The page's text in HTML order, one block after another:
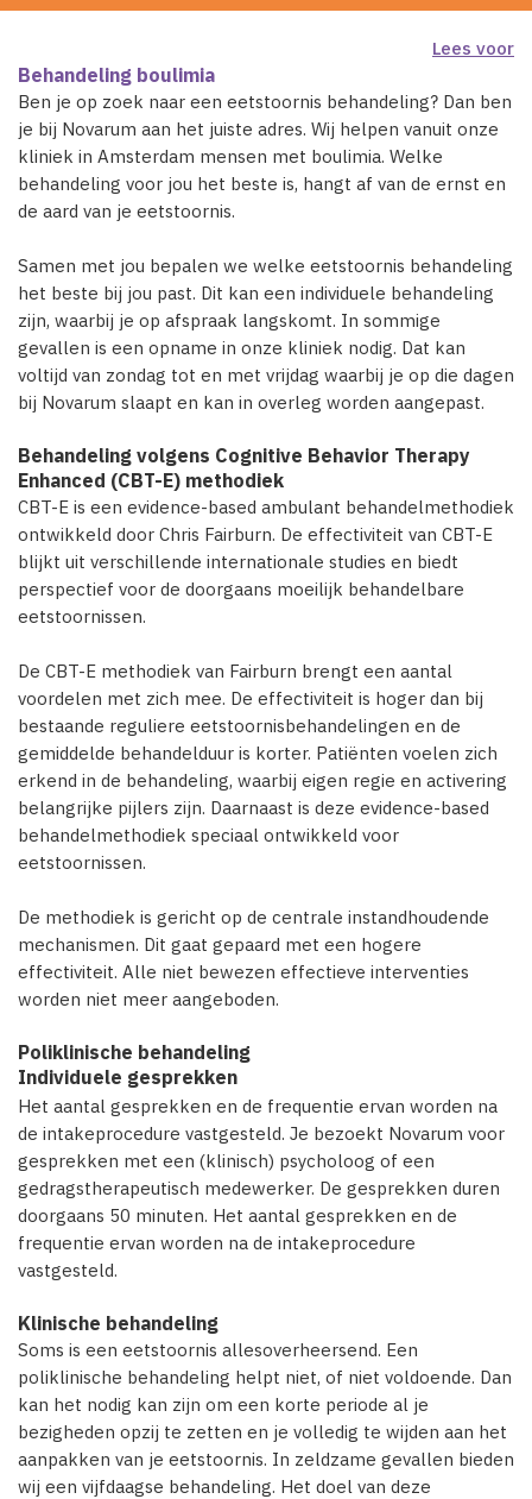
Lees voor
Behandeling boulimia
Ben je op zoek naar een eetstoornis behandeling? Dan ben
je bij Novarum aan het juiste adres. Wij helpen vanuit onze
kliniek in Amsterdam mensen met boulimia. Welke
behandeling voor jou het beste is, hangt af van de ernst en
de aard van je eetstoornis.
Samen met jou bepalen we welke eetstoornis behandeling
het beste bij jou past. Dit kan een individuele behandeling
zijn, waarbij je op afspraak langskomt. In sommige
gevallen is een opname in onze kliniek nodig. Dat kan
voltijd van zondag tot en met vrijdag waarbij je op die dagen
bij Novarum slaapt en kan in overleg worden aangepast.
Behandeling volgens Cognitive Behavior Therapy
Enhanced (CBT-E) methodiek
CBT-E is een evidence-based ambulant behandelmethodiek
ontwikkeld door Chris Fairburn. De effectiviteit van CBT-E
blijkt uit verschillende internationale studies en biedt
perspectief voor de doorgaans moeilijk behandelbare
eetstoornissen.
De CBT-E methodiek van Fairburn brengt een aantal
voordelen met zich mee. De effectiviteit is hoger dan bij
bestaande reguliere eetstoornisbehandelingen en de
gemiddelde behandelduur is korter. Patiënten voelen zich
erkend in de behandeling, waarbij eigen regie en activering
belangrijke pijlers zijn. Daarnaast is deze evidence-based
behandelmethodiek speciaal ontwikkeld voor
eetstoornissen.
De methodiek is gericht op de centrale instandhoudende
mechanismen. Dit gaat gepaard met een hogere
effectiviteit. Alle niet bewezen effectieve interventies
worden niet meer aangeboden.
Poliklinische behandeling
Individuele gesprekken
Het aantal gesprekken en de frequentie ervan worden na
de intakeprocedure vastgesteld. Je bezoekt Novarum voor
gesprekken met een (klinisch) psycholoog of een
gedragstherapeutisch medewerker. De gesprekken duren
doorgaans 50 minuten. Het aantal gesprekken en de
frequentie ervan worden na de intakeprocedure
vastgesteld.
Klinische behandeling
Soms is een eetstoornis allesoverheersend. Een
poliklinische behandeling helpt niet, of niet voldoende. Dan
kan het nodig kan zijn om een korte periode al je
bezigheden opzij te zetten en je volledig te wijden aan het
aanpakken van je eetstoornis. In zeldzame gevallen bieden
wij een vijfdaagse behandeling. Het doel van deze